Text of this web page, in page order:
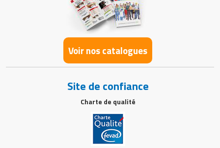
Voir nos catalogues
Site de confiance
Charte de qualité